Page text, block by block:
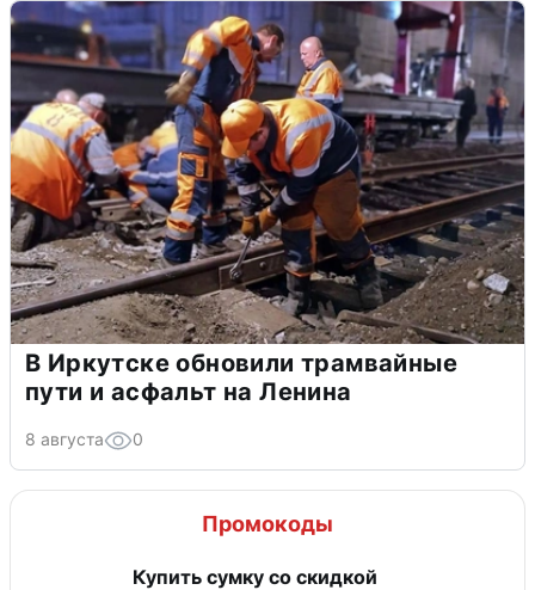
В Иркутске обновили трамвайные
пути и асфальт на Ленина
8 августа 0
Промокоды
Купить сумку со скидкой